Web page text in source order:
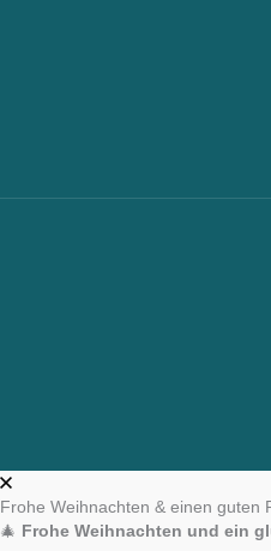
Frohe Weihnachten & einen guten
🎄 Frohe Weihnachten und ein